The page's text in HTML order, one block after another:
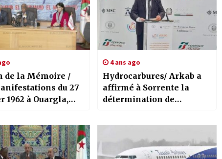
de la Mémoire /
du 27
1962 à Ouargla,
et de la
contre le
4 ans ago
Hydrocarbures/ Arkab a
affirmé à Sorrente la
détermination de
rôle de “fournisseur